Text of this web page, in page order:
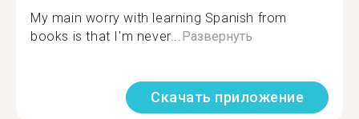
My main worry with learning Spanish from
books is that I'm never...Развернуть
Скачать приложение